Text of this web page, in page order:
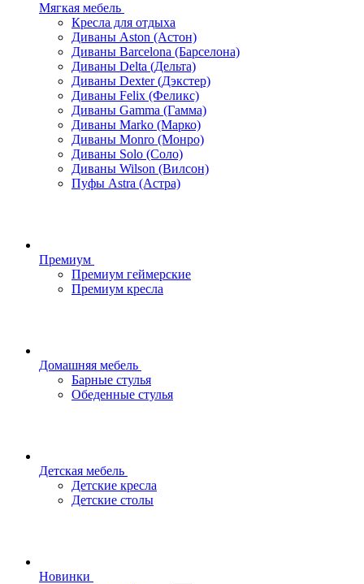
Мягкая мебель
Кресла для отдыха
Диваны Aston (Астон)
Диваны Barcelona (Барселона)
Диваны Delta (Дельта)
Диваны Dexter (Дэкстер)
Диваны Felix (Феликс)
Диваны Gamma (Гамма)
Диваны Marko (Марко)
Диваны Monro (Монро)
Диваны Solo (Соло)
Диваны Wilson (Вилсон)
Пуфы Astra (Астра)
Премиум
Премиум геймерские
Премиум кресла
Домашняя мебель
Барные стулья
Обеденные стулья
Детская мебель
Детские кресла
Детские столы
Новинки